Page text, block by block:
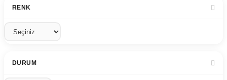
RENK
DURUM